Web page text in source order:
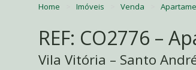
Home Imóveis Venda
REF: CO2776 –
Vila Vitória – Santo